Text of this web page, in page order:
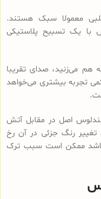
معمولا سبک هستند.
با یک تسبیح پلاستیکی
می‌زنید، صدای تقریبا
تجربه بیشتری می‌خواهد
اصل در مقابل آتش
تغییر رنگ جزئی در آن رخ
باشد ممکن است سبب ترک